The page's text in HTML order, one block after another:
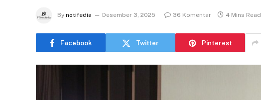
By notifedia Desember 3, 2025 36 Komentar 4 Mins Read
Facebook Twitter Pinterest